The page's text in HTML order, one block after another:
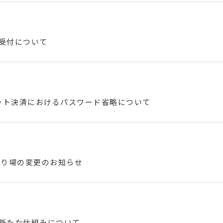
付について
決済におけるパスワード省略について
場の変更のお知らせ